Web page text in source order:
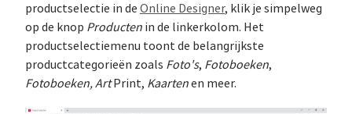
productselectie in de Online Designer, klik je simpelweg
op de knop Producten in de linkerkolom. Het
productselectiemenu toont de belangrijkste
productcategorieën zoals Foto's, Fotoboeken,
Fotoboeken, ArtPrint, Kaartenen meer.